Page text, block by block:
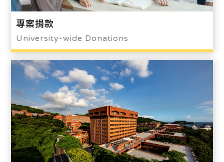
專案捐款
University-wide Donations